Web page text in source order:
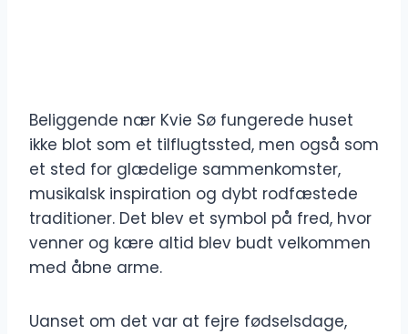
Beliggende nær Kvie Sø fungerede huset
ikke blot som et tilflugtssted, men også som
et sted for glædelige sammenkomster,
musikalsk inspiration og dybt rodfæstede
traditioner. Det blev et symbol på fred, hvor
venner og kære altid blev budt velkommen
med åbne arme.
Uanset om det var at fejre fødselsdage,